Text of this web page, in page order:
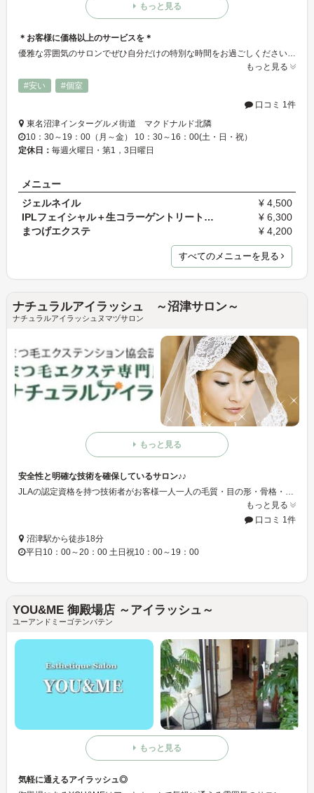
もっと見る
＊お客様に価格以上のサービスを＊
もっと見る
#安い
#個室
口コミ 1件
東名沼津インターグルメ街道 マクドナルド北隣
10：30～19：00（月～金） 10：30～16：00(土・日・祝）
定休日： 毎週火曜日・第1，3日曜日
メニュー
ジェルネイル
¥ 4,500
IPLフェイシャル＋生コラーゲントリートメント
¥ 6,300
まつげエクステ
¥ 4,200
すべてのメニューを見る
ナチュラルアイラッシュ ～沼津サロン～
ナチュラルアイラッシュヌマヅサロン
もっと見る
安全性と明確な技術を確保しているサロン♪♪
JLAの認定資格を持つ技術者がお客様一人一人の毛質・目の形・骨格・タイプに合うまつ毛を1本1本丁寧に装着していきます★まずはお気軽にお問い合わせ下さい☆☆
もっと見る
口コミ 1件
沼津駅から徒歩18分
平日10：00～20：00 土日祝10：00～19：00
YOU&ME 御殿場店 ～アイラッシュ～
ユーアンドミーゴテンバテン
もっと見る
気軽に通えるアイラッシュ◎